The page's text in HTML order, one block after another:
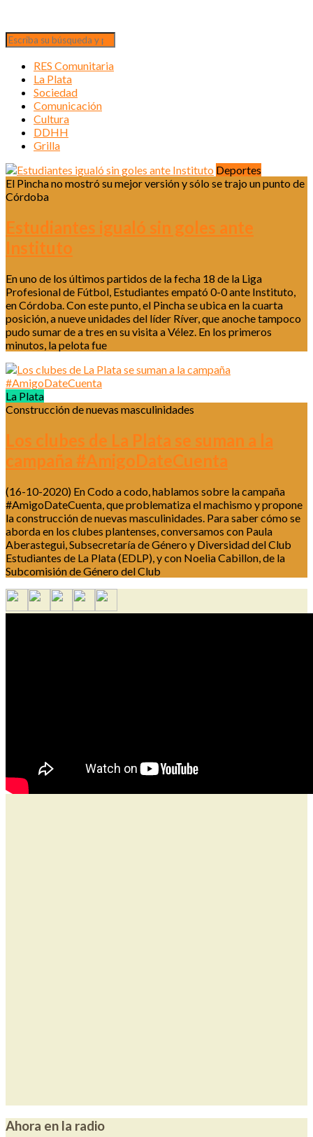
RES Comunitaria
La Plata
Sociedad
Comunicación
Cultura
DDHH
Grilla
Deportes
El Pincha no mostró su mejor versión y sólo se trajo un punto de
Córdoba
Estudiantes igualó sin goles ante
Instituto
En uno de los últimos partidos de la fecha 18 de la Liga
Profesional de Fútbol, Estudiantes empató 0-0 ante Instituto,
en Córdoba. Con este punto, el Pincha se ubica en la cuarta
posición, a nueve unidades del líder Ríver, que anoche tampoco
pudo sumar de a tres en su visita a Vélez. En los primeros
minutos, la pelota fue
La Plata
Construcción de nuevas masculinidades
Los clubes de La Plata se suman a la
campaña #AmigoDateCuenta
(16-10-2020) En Codo a codo, hablamos sobre la campaña
#AmigoDateCuenta, que problematiza el machismo y propone
la construcción de nuevas masculinidades. Para saber cómo se
aborda en los clubes plantenses, conversamos con Paula
Aberastegui, Subsecretaría de Género y Diversidad del Club
Estudiantes de La Plata (EDLP), y con Noelia Cabillon, de la
Subcomisión de Género del Club
Ahora en la radio